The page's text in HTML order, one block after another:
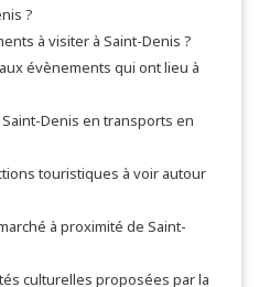
?
à visiter à Saint-Denis ?
évènements qui ont lieu à
Denis en transports en
touristiques à voir autour
à proximité de Saint-
culturelles proposées par la